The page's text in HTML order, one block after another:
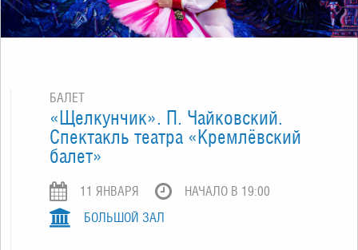
БАЛЕТ
«Щелкунчик». П. Чайковский.
Спектакль театра «Кремлёвский
балет»
11 ЯНВАРЯ
НАЧАЛО В 19:00
БОЛЬШОЙ ЗАЛ